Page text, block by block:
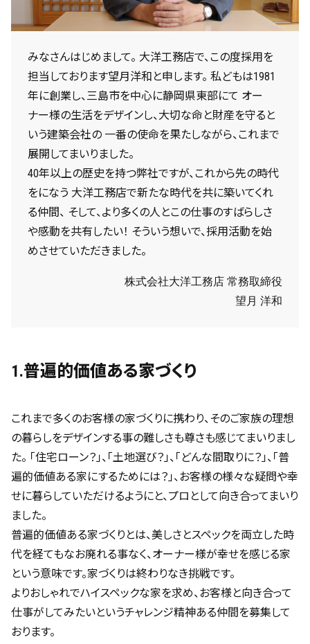
みなさんはじめまして。 大洋工務店で、この度採用を
担当しております望月洋和と申します。 私どもは1981
年に創業し、三島市を中心に静岡県東部にて オー
ナー様の生活をデザインし、大切な命と財産を守ると
いう建築会社の 一番の使命を果たしながら、これまで
展開してまいりました。
40年以上の歴史を持つ弊社ですが、これから先の時代
をになう 大洋工務店で新たな時代を共に築いてくれ
る仲間、 そして、より多くの人とこの仕事のすばらしさ
や感動を共有したい！ そういう想いで、採用活動を始
めさせていただきました。
株式会社大洋工務店 常務取締役
望月 洋和
1.普遍的価値ある家づくり
これまで多くのお客様の家づくりに携わり、そのご家族の理想
の暮らしをデザインする事の難しさも尊さも感じてまいりまし
た。 「住宅ローン？」、「土地選び？」、「どんな間取りに？」、「普
遍的価値ある家にするためには？」、お客様の様々な疑問や幸
せに暮らしていただけるようにと、プロとして向き合ってまいり
ました。
普遍的価値ある家づくりとは、美しさとスペックを両立した時
代を経てもなお廃れる事なく、オーナー様が幸せを感じる家
という意味です。家づくりは終わりなき挑戦です。
よりおしゃれでハイスペックな家を求め、お客様と向き合って
仕事がしてみたいというチャレンジ精神ある仲間を募集して
おります。